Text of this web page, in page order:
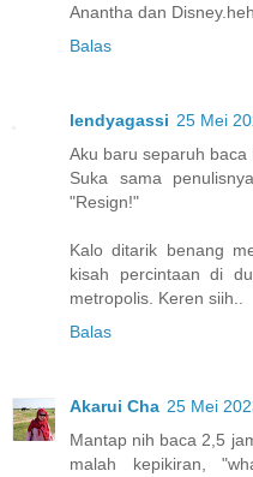
Anantha dan
Balas
lendyagassi 25 Mei
Aku baru separuh
Suka sama
"Resign!"
Kalo ditarik benang
kisah percintaan di
metropolis. Keren siih..
Balas
Akarui Cha 25 Mei
Mantap nih baca 2,5
malah kepikiran,